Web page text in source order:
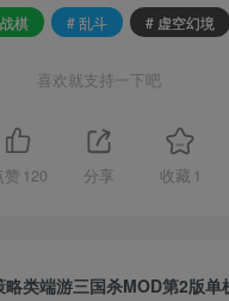
棋 # 乱斗 # 虚空幻境
喜欢就支持一下吧
赞 120 分享 收藏 1